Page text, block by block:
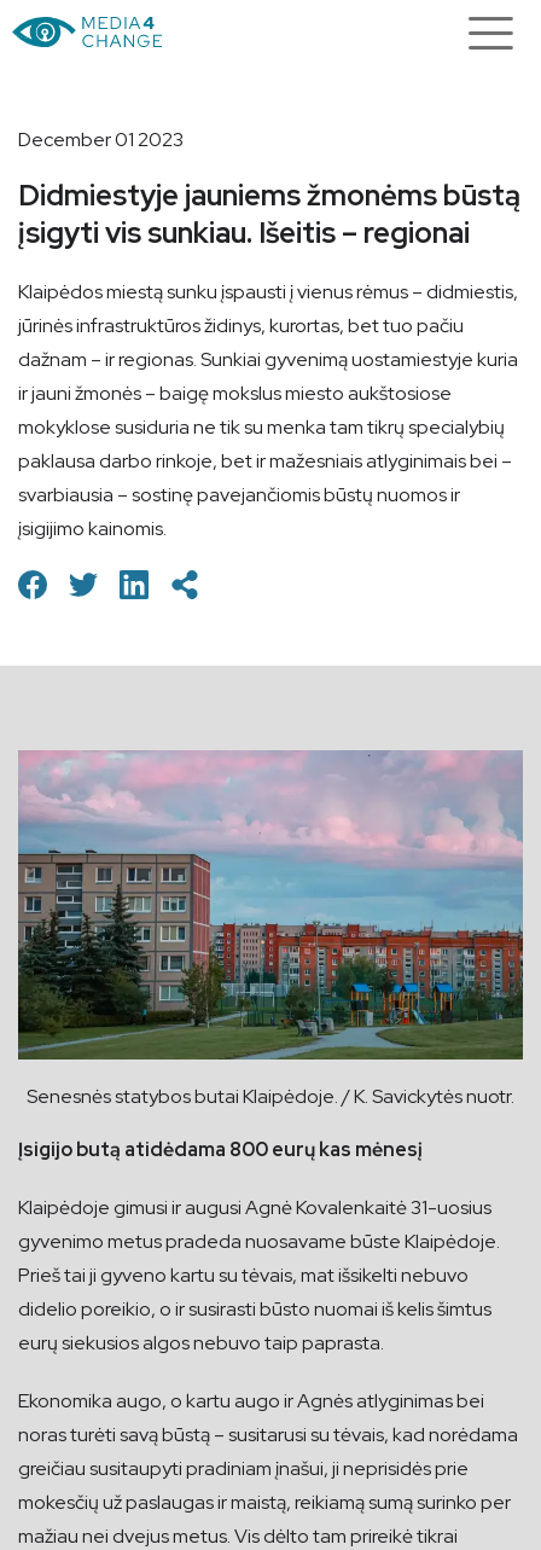
December 01 2023
Didmiestyje jauniems žmonėms būstą
įsigyti vis sunkiau. Išeitis – regionai
Klaipėdos miestą sunku įspausti į vienus rėmus – didmiestis,
jūrinės infrastruktūros židinys, kurortas, bet tuo pačiu
dažnam – ir regionas. Sunkiai gyvenimą uostamiestyje kuria
ir jauni žmonės – baigę mokslus miesto aukštosiose
mokyklose susiduria ne tik su menka tam tikrų specialybių
paklausa darbo rinkoje, bet ir mažesniais atlyginimais bei –
svarbiausia – sostinę pavejančiomis būstų nuomos ir
įsigijimo kainomis.
Senesnės statybos butai Klaipėdoje. / K. Savickytės nuotr.
Įsigijo butą atidėdama 800 eurų kas mėnesį
Klaipėdoje gimusi ir augusi Agnė Kovalenkaitė 31-uosius
gyvenimo metus pradeda nuosavame būste Klaipėdoje.
Prieš tai ji gyveno kartu su tėvais, mat išsikelti nebuvo
didelio poreikio, o ir susirasti būsto nuomai iš kelis šimtus
eurų siekusios algos nebuvo taip paprasta.
Ekonomika augo, o kartu augo ir Agnės atlyginimas bei
noras turėti savą būstą – susitarusi su tėvais, kad norėdama
greičiau susitaupyti pradiniam įnašui, ji neprisidės prie
mokesčių už paslaugas ir maistą, reikiamą sumą surinko per
mažiau nei dvejus metus. Vis dėlto tam prireikė tikrai